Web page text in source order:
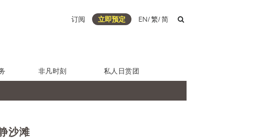
订阅 立即预定 EN/繁/简
非凡时刻 私人日赏团
沙滩